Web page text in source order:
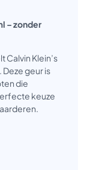
– zonder
Calvin Klein’s
geur is
die
keuze